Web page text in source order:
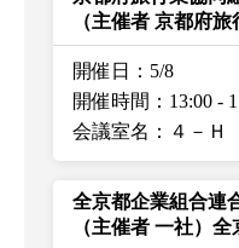
（主催者 京都府旅
開催日：5/8
開催時間：13:00 -
会議室名：４－Ｈ
全京都企業組合
（主催者 一社）